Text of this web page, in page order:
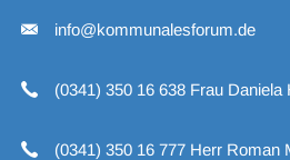
info@kommunalesforum.de
(0341) 350 16 638 Frau Daniela
(0341) 350 16 777 Herr Roman